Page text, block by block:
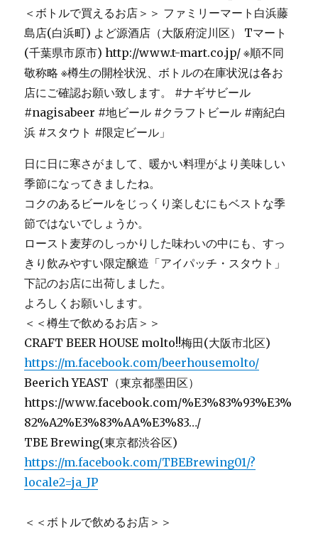
日に日に寒さがまして、暖かい料理がより美味しい
季節になってきましたね。
コクのあるビールをじっくり楽しむにもベストな季
節ではないでしょうか。
ロースト麦芽のしっかりした味わいの中にも、すっ
きり飲みやすい限定醸造「アイパッチ・スタウト」
下記のお店に出荷しました。
よろしくお願いします。
＜＜樽生で飲めるお店＞＞
CRAFT BEER HOUSE molto!!梅田(大阪市北区)
https://m.facebook.com/beerhousemolto/
Beerich YEAST（東京都墨田区）
https://www.facebook.com/%E3%83%93%E3%
82%A2%E3%83%AA%E3%83…/
TBE Brewing(東京都渋谷区)
https://m.facebook.com/TBEBrewing01/?
locale2=ja_JP
＜＜ボトルで飲めるお店＞＞